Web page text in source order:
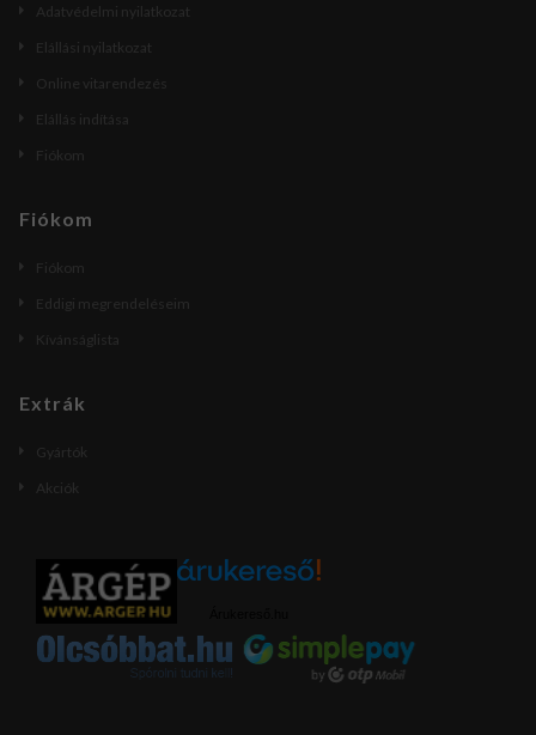
Adatvédelmi nyilatkozat
Elállási nyilatkozat
Online vitarendezés
Elállás indítása
Fiókom
Fiókom
Fiókom
Eddigi megrendeléseim
Kívánságlista
Extrák
Gyártók
Akciók